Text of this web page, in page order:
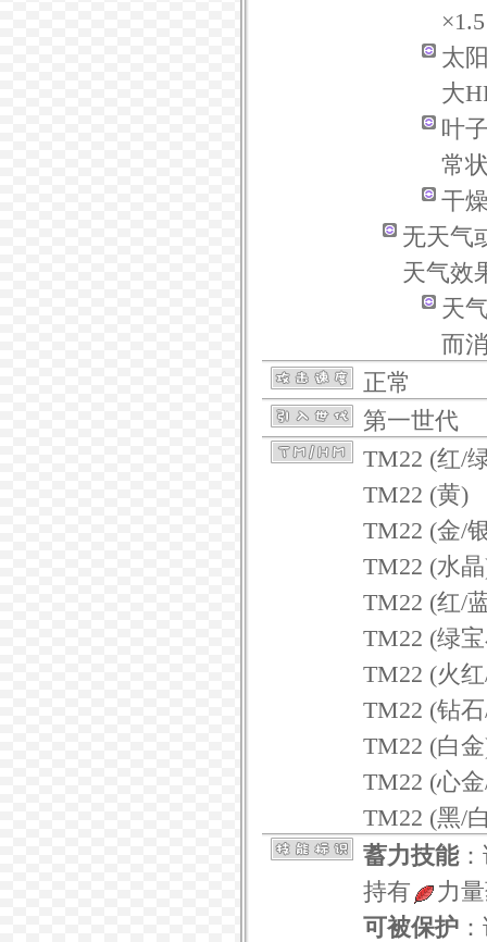
太
大
叶
常
干
无天气
天气效
天
而
正常
第一世代
TM22 (红/
TM22 (黄)
TM22 (金/
TM22 (水
TM22 (红/
TM22 (绿
TM22 (火
TM22 (钻
TM22 (白
TM22 (心
TM22 (黑/
蓄力技能
持有
力
可被保护